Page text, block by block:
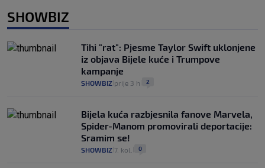
SHOWBIZ
Tihi "rat": Pjesme Taylor Swift uklonjene
iz objava Bijele kuće i Trumpove
kampanje
SHOWBIZ prije 3 h 2
Bijela kuća razbjesnila fanove Marvela,
Spider-Manom promovirali deportacije:
Sramim se!
SHOWBIZ 7. kol. 0